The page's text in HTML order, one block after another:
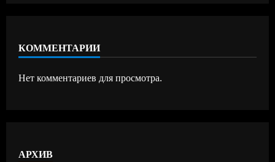
КОММЕНТАРИИ
Нет комментариев для просмотра.
АРХИВ